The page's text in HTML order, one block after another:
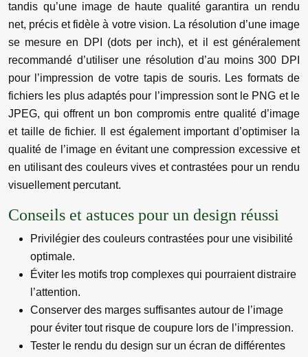
tandis qu’une image de haute qualité garantira un rendu
net, précis et fidèle à votre vision. La résolution d’une image
se mesure en DPI (dots per inch), et il est généralement
recommandé d’utiliser une résolution d’au moins 300 DPI
pour l’impression de votre tapis de souris. Les formats de
fichiers les plus adaptés pour l’impression sont le PNG et le
JPEG, qui offrent un bon compromis entre qualité d’image
et taille de fichier. Il est également important d’optimiser la
qualité de l’image en évitant une compression excessive et
en utilisant des couleurs vives et contrastées pour un rendu
visuellement percutant.
Conseils et astuces pour un design réussi
Privilégier des couleurs contrastées pour une visibilité
optimale.
Éviter les motifs trop complexes qui pourraient distraire
l’attention.
Conserver des marges suffisantes autour de l’image
pour éviter tout risque de coupure lors de l’impression.
Tester le rendu du design sur un écran de différentes